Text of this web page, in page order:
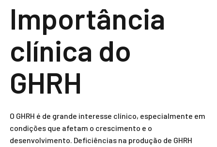
Importância
clínica do
GHRH
O GHRH é de grande interesse clínico, especialmente em
condições que afetam o crescimento e o
desenvolvimento. Deficiências na produção de GHRH